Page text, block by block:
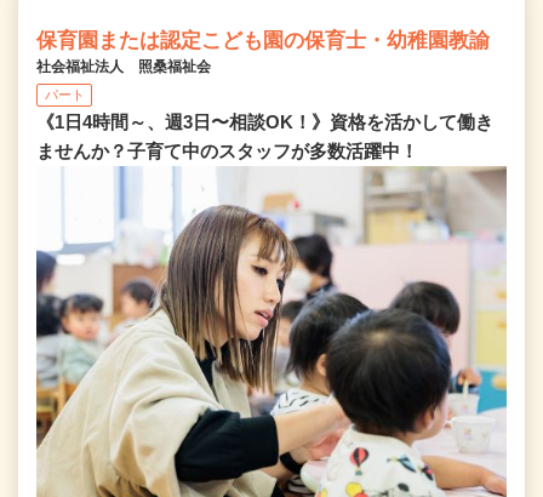
保育園または認定こども園の保育士・幼稚園教諭
社会福祉法人 照桑福祉会
パート
《1日4時間～、週3日〜相談OK！》資格を活かして働き
ませんか？子育て中のスタッフが多数活躍中！